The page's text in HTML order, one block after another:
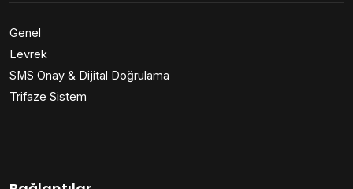
Genel
Levrek
SMS Onay & Dijital Doğrulama
Trifaze Sistem